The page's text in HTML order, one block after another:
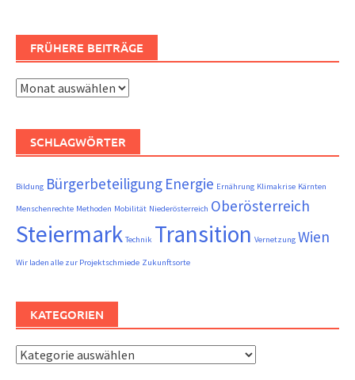
FRÜHERE BEITRÄGE
Frühere
SCHLAGWÖRTER
Bildung Bürgerbeteiligung Energie Ernährung Klimakrise Kärnten
Menschenrechte Methoden Mobilität Niederösterreich Oberösterreich
Steiermark Technik Transition Vernetzung Wien
Wir laden alle zur Projektschmiede Zukunftsorte
KATEGORIEN
Kategorien